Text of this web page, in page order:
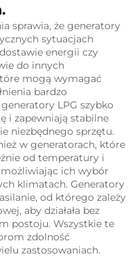
sprawia, że generatory
sytuacjach
energii czy
do innych
mogą wymagać
bardzo
LPG szybko
i zapewniają stabilne
niezbędnego sprzętu.
w generatorach, które
od temperatury i
ich wybór
klimatach. Generatory
od którego zależy
aby działała bez
postoju. Wszystkie te
zdolność
zastosowaniach.